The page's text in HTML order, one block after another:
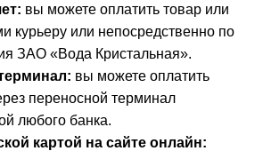
вы можете оплатить товар или
курьеру или непосредственно по
ЗАО «Вода Кристальная».
вы можете оплатить
переносной терминал
любого банка.
картой на сайте онлайн: